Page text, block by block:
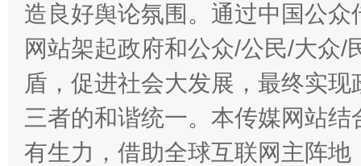
造良好舆论氛围。通过中国公
网站架起政府和公众/公民/大众
盾，促进社会大发展，最终实
三者的和谐统一。本传媒网站
有生力，借助全球互联网主阵